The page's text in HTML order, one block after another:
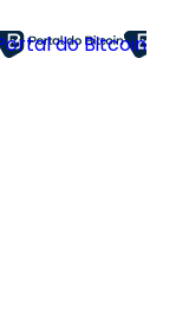
do Bitcoin